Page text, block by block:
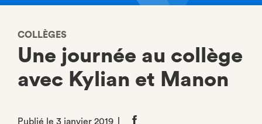
COLLÈGES
Une journée au collège
avec Kylian et Manon
Publié le 3 janvier 2019
Partager